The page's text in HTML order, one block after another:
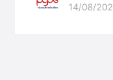
14/08/